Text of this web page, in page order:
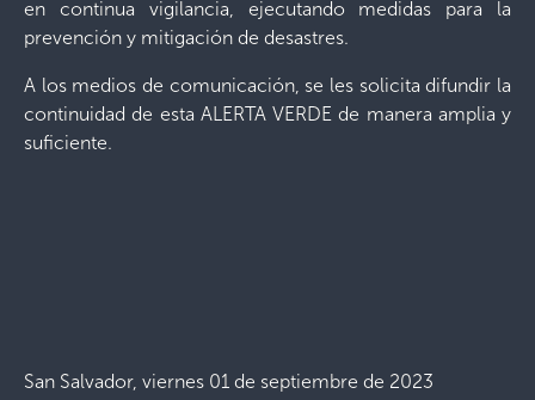
en continua vigilancia, ejecutando medidas para la
prevención y mitigación de desastres.
A los medios de comunicación, se les solicita difundir la
continuidad de esta ALERTA VERDE de manera amplia y
suficiente.
San Salvador, viernes 01 de septiembre de 2023